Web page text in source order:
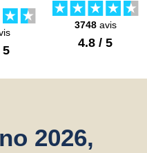
5
3748avis
4.8 / 5
2026,